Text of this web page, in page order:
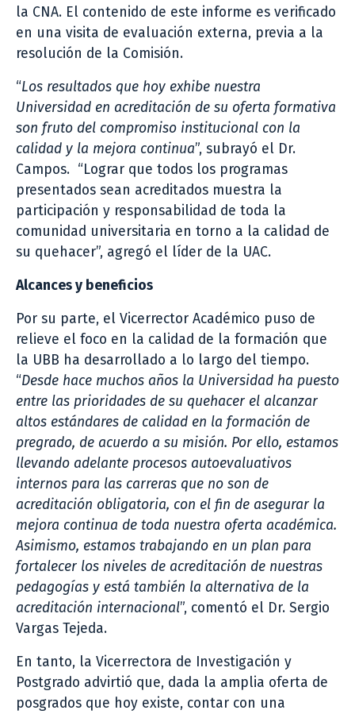
la CNA. El contenido de este informe es verificado
en una visita de evaluación externa, previa a la
resolución de la Comisión.
“Los resultados que hoy exhibe nuestra
Universidad en acreditación de su oferta formativa
son fruto del compromiso institucional con la
calidad y la mejora continua”, subrayó el Dr.
Campos. “Lograr que todos los programas
presentados sean acreditados muestra la
participación y responsabilidad de toda la
comunidad universitaria en torno a la calidad de
su quehacer”, agregó el líder de la UAC.
Alcances y beneficios
Por su parte, el Vicerrector Académico puso de
relieve el foco en la calidad de la formación que
la UBB ha desarrollado a lo largo del tiempo.
“Desde hace muchos años la Universidad ha puesto
entre las prioridades de su quehacer el alcanzar
altos estándares de calidad en la formación de
pregrado, de acuerdo a su misión. Por ello, estamos
llevando adelante procesos autoevaluativos
internos para las carreras que no son de
acreditación obligatoria, con el fin de asegurar la
mejora continua de toda nuestra oferta académica.
Asimismo, estamos trabajando en un plan para
fortalecer los niveles de acreditación de nuestras
pedagogías y está también la alternativa de la
acreditación internacional”, comentó el Dr. Sergio
Vargas Tejeda.
En tanto, la Vicerrectora de Investigación y
Postgrado advirtió que, dada la amplia oferta de
posgrados que hoy existe, contar con una